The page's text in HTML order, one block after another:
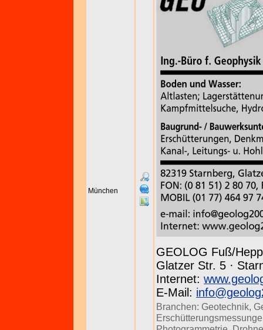
München
GEOLOG Fuß/
Glatzer Str. 5 ·
Internet:
E-Mail:
Branchen: Geotechnik,